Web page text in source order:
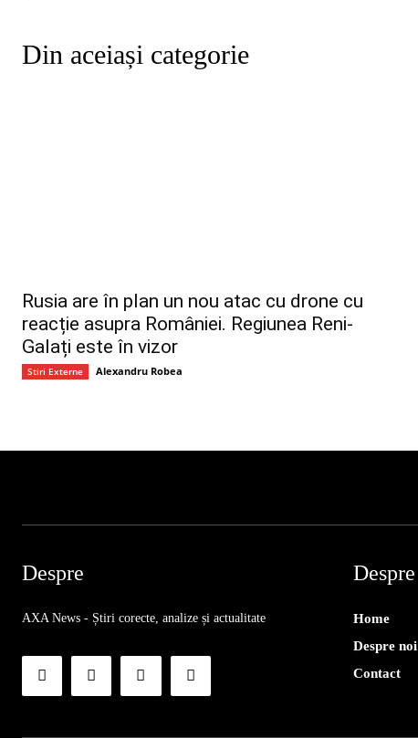
Din aceiași categorie
Rusia are în plan un nou atac cu drone cu
reacție asupra României. Regiunea Reni-
Galați este în vizor
Stiri Externe Alexandru Robea
Despre
AXA News - Știri corecte, analize și actualitate
Despre
Home
Despre noi
Contact